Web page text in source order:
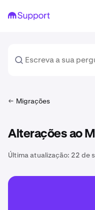
Migrações
Alterações ao
Última atualização: 22 de